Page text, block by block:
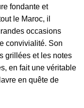
fondante et
le Maroc, il
occasions
convivialité. Son
grillées et les notes
en fait une véritable
en quête de